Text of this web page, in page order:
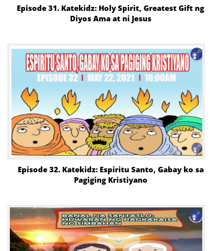
Episode 31. Katekidz: Holy Spirit, Greatest Gift ng
Diyos Ama at ni Jesus
Episode 32. Katekidz: Espiritu Santo, Gabay ko sa
Pagiging Kristiyano